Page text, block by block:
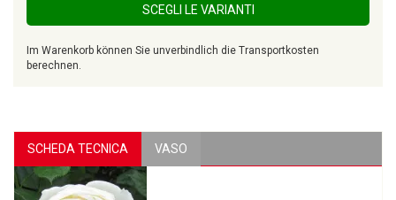
SCEGLI LE VARIANTI
Im Warenkorb können Sie unverbindlich die Transportkosten
berechnen.
SCHEDA TECNICA VASO